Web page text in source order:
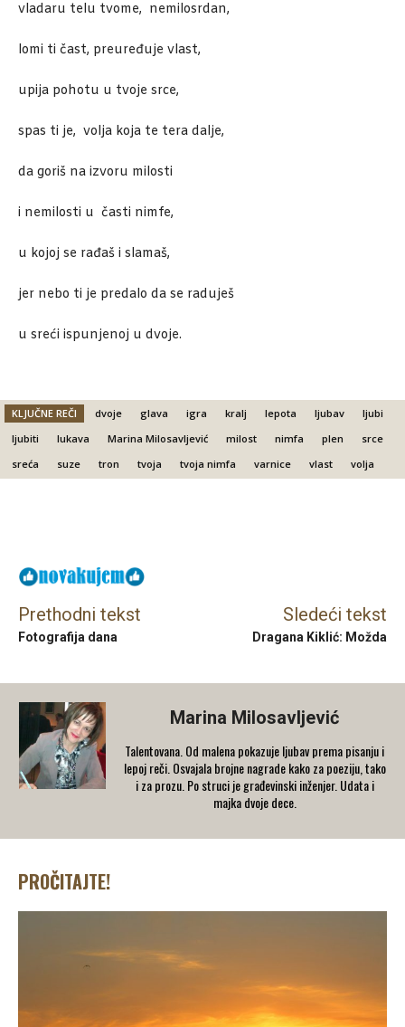
vladaru telu tvome, nemilosrdan,
lomi ti čast, preuređuje vlast,
upija pohotu u tvoje srce,
spas ti je, volja koja te tera dalje,
da goriš na izvoru milosti
i nemilosti u časti nimfe,
u kojoj se rađaš i slamaš,
jer nebo ti je predalo da se raduješ
u sreći ispunjenoj u dvoje.
KLJUČNE REČI dvoje glava igra kralj lepota ljubav
ljubi
ljubiti
lukava Marina Milosavljević milost nimfa plen
srce
sreća
suze tron tvoja tvoja nimfa varnice vlast volja
Prethodni tekst
Fotografija dana
Sledeći tekst
Dragana Kiklić: Možda
Marina Milosavljević
Talentovana. Od malena pokazuje ljubav prema pisanju i
lepoj reči. Osvajala brojne nagrade kako za poeziju, tako
i za prozu. Po struci je građevinski inženjer. Udata i
majka dvoje dece.
PROČITAJTE!